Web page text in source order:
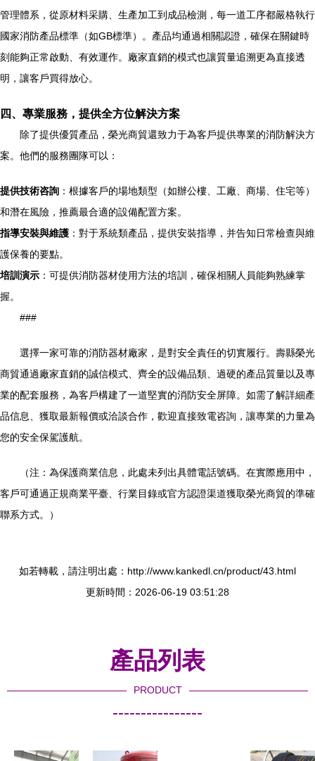
管理體系，從原材料采購、生產加工到成品檢測，每一道工序都嚴格執行
國家消防產品標準（如GB標準）。產品均通過相關認證，確保在關鍵時
刻能夠正常啟動、有效運作。廠家直銷的模式也讓質量追溯更為直接透
明，讓客戶買得放心。
四、專業服務，提供全方位解決方案
除了提供優質產品，榮光商貿還致力于為客戶提供專業的消防解決方
案。他們的服務團隊可以：
提供技術咨詢 ：根據客戶的場地類型（如辦公樓、工廠、商場、住宅等）
和潛在風險，推薦最合適的設備配置方案。
指導安裝與維護 ：對于系統類產品，提供安裝指導，并告知日常檢查與維
護保養的要點。
培訓演示 ：可提供消防器材使用方法的培訓，確保相關人員能夠熟練掌
握。
###
選擇一家可靠的消防器材廠家，是對安全責任的切實履行。壽縣榮光
商貿通過廠家直銷的誠信模式、齊全的設備品類、過硬的產品質量以及專
業的配套服務，為客戶構建了一道堅實的消防安全屏障。如需了解詳細產
品信息、獲取最新報價或洽談合作，歡迎直接致電咨詢，讓專業的力量為
您的安全保駕護航。
（注：為保護商業信息，此處未列出具體電話號碼。在實際應用中，
客戶可通過正規商業平臺、行業目錄或官方認證渠道獲取榮光商貿的準確
聯系方式。）
如若轉載，請注明出處：http://www.kankedl.cn/product/43.html
更新時間：2026-06-19 03:51:28
產品列表
PRODUCT
----------------